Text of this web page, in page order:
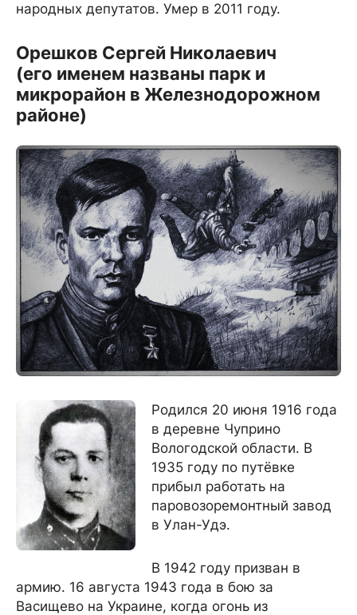
народных депутатов. Умер в 2011 году.
Орешков Сергей Николаевич
(его именем названы парк и
микрорайон в Железнодорожном
районе)
Родился 20 июня 1916 года
в деревне Чуприно
Вологодской области. В
1935 году по путёвке
прибыл работать на
паровозоремонтный завод
в Улан-Удэ.
В 1942 году призван в
армию. 16 августа 1943 года в бою за
Васищево на Украине, когда огонь из